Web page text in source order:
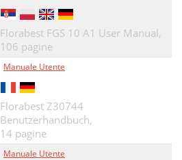
Florabest FGS 10 A1 User Manual,
106 pagine
Manuale Utente
Florabest Z30744
Benutzerhandbuch,
14 pagine
Manuale Utente